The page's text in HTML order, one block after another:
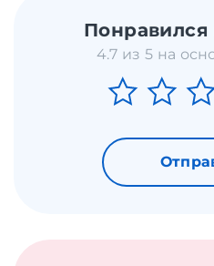
Понравился
4.7 из 5 на